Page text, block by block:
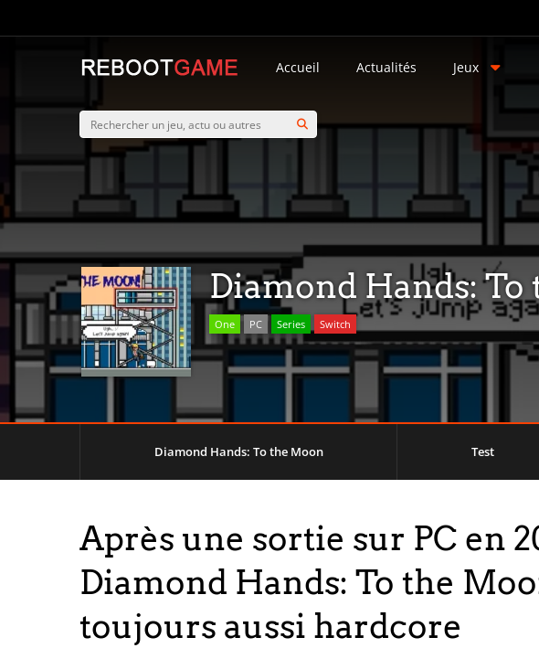
Accueil Actualités Jeux
Diamond Hands:
One PC Series Switch
Diamond Hands: To the Moon Test
Après une sortie sur PC en
Diamond Hands: To the
toujours aussi hardcore